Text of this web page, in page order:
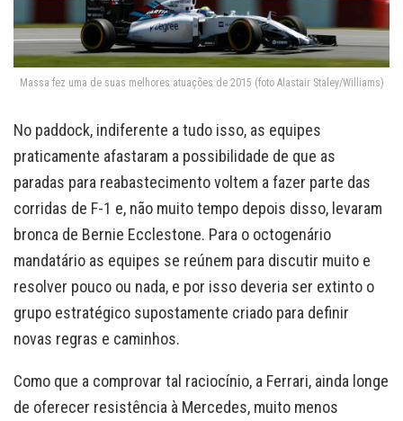
Massa fez uma de suas melhores atuações de 2015 (foto Alastair Staley/Williams)
No paddock, indiferente a tudo isso, as equipes
praticamente afastaram a possibilidade de que as
paradas para reabastecimento voltem a fazer parte das
corridas de F-1 e, não muito tempo depois disso, levaram
bronca de Bernie Ecclestone. Para o octogenário
mandatário as equipes se reúnem para discutir muito e
resolver pouco ou nada, e por isso deveria ser extinto o
grupo estratégico supostamente criado para definir
novas regras e caminhos.
Como que a comprovar tal raciocínio, a Ferrari, ainda longe
de oferecer resistência à Mercedes, muito menos